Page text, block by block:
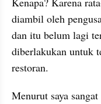
diambil oleh
dan itu belum lagi
diberlakukan untuk
restoran.
Menurut saya